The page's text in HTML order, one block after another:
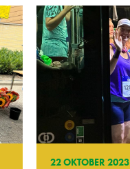
22 OKTOBER 2023